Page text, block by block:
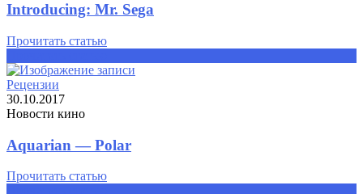
Introducing: Mr. Sega
Прочитать статью
Рецензии
30.10.2017
Новости кино
Aquarian — Polar
Прочитать статью